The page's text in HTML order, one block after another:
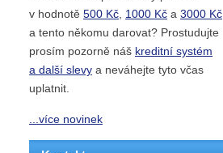
v hodnotě 500 Kč, 1000 Kč a 3000 Kč
a tento někomu darovat? Prostudujte
prosím pozorně náš kreditní systém
a další slevy a neváhejte tyto včas
uplatnit.
...více novinek